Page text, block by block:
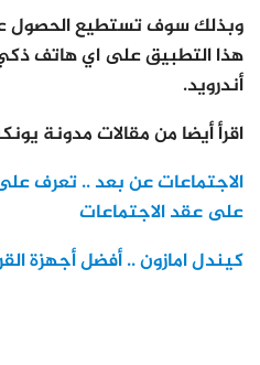
وبذلك سوف تستطيع الحصول
هذا التطبيق على اي هاتف
أندرويد.
اقرأ أيضا من مقالات مدونة
الاجتماعات عن بعد .. تعرف
على عقد الاجتماعات
كيندل امازون .. أفضل أجهزة